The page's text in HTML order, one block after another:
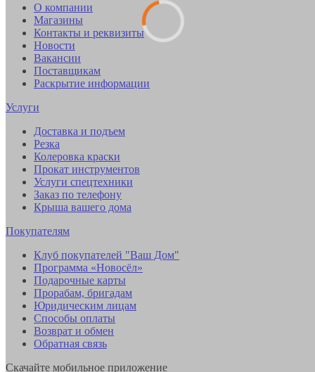
О компании
Магазины
Контакты и реквизиты
Новости
Вакансии
Поставщикам
Раскрытие информации
Услуги
Доставка и подъем
Резка
Колеровка краски
Прокат инструментов
Услуги спецтехники
Заказ по телефону
Крыша вашего дома
Покупателям
Клуб покупателей "Ваш Дом"
Программа «Новосёл»
Подарочные карты
Прорабам, бригадам
Юридическим лицам
Способы оплаты
Возврат и обмен
Обратная связь
Скачайте мобильное приложение